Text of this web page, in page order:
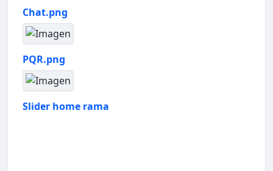
Chat.png
PQR.png
Slider home rama